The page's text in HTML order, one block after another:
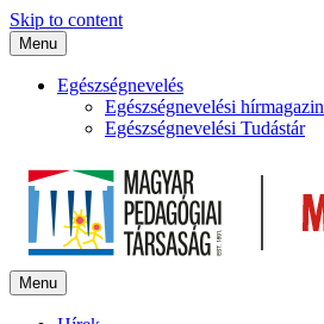
Skip to content
Menu
Egészségnevelés
Egészségnevelési hírmagazin
Egészségnevelési Tudástár
Menu